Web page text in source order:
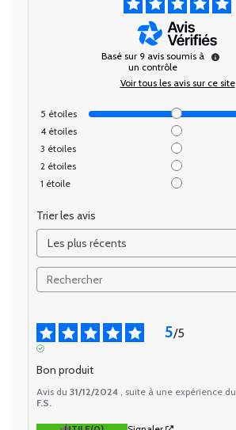
Basé sur 9 avis soumis à
un contrôle
Voir tous les avis sur ce site
5 étoiles
4 étoiles
3 étoiles
2 étoiles
1 étoile
Trier les avis
5/5
Bon produit
Avis du 31/12/2024 , suite à une expérience du
F.S.